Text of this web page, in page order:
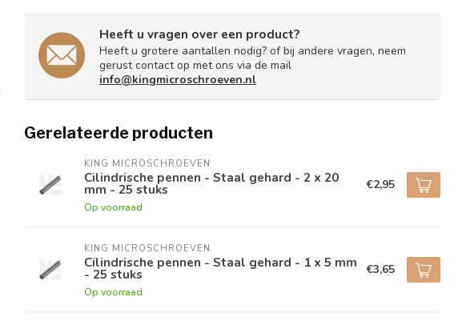
Heeft u vragen over een product?
Heeft u grotere aantallen nodig? of bij andere vragen, neem
gerust contact op met ons via de mail
info@kingmicroschroeven.nl
Gerelateerde producten
KING MICROSCHROEVEN
Cilindrische pennen - Staal gehard - 2 x 20
mm - 25 stuks
Op voorraad
€2,95
KING MICROSCHROEVEN
Cilindrische pennen - Staal gehard - 1 x 5 mm
- 25 stuks
Op voorraad
€3,65